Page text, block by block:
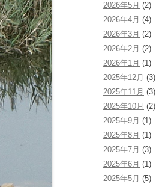
2026年5月 (2)
2026年4月 (4)
2026年3月 (2)
2026年2月 (2)
2026年1月 (1)
2025年12月 (3)
2025年11月 (3)
2025年10月 (2)
2025年9月 (1)
2025年8月 (1)
2025年7月 (3)
2025年6月 (1)
2025年5月 (5)